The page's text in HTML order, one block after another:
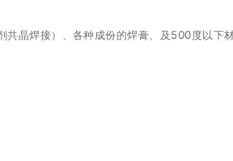
晶焊接）、各种成份的焊膏、及500度以下